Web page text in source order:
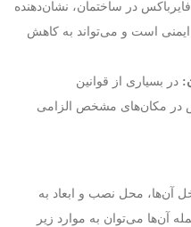
در ساختمان، نشان‌دهنده
ایمنی است و می‌تواند به کاهش
در بسیاری از قوانین
در مکان‌های مشخص الزامی
آن‌ها، محل نصب و ابعاد به
آن‌ها می‌توان به موارد زیر